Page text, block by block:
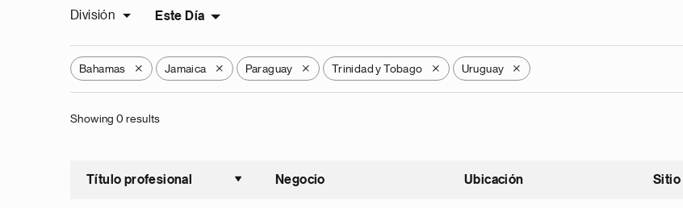
División Este Día
Bahamas X Jamaica X Paraguay X Trinidad y Tobago X Uruguay X
Showing 0 results
Título profesional
Ordenar ascendente
Negocio Ubicación Sitio